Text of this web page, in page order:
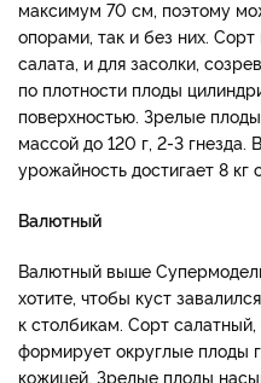
максимум 70 см, поэтому
опорами, так и без них.
салата, и для засолки,
по плотности плоды
поверхностью. Зрелые
массой до 120 г, 2-3
урожайность достигает 8 кг
Валютный
Валютный выше
хотите, чтобы куст
к столбикам. Сорт
формирует округлые плоды
кожицей. Зрелые плоды